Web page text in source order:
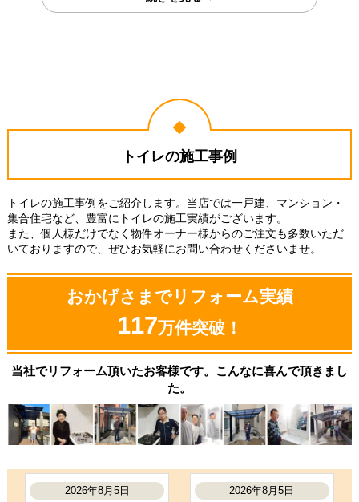
凄くスムーズに作業してくださり助
かりました。 取り付け前の説明や終
工事満足度 ★★★★★5 受注満足度 ★★★★☆4
購入の決め手
サイトが見やすかった 価格が安かった
お客様の声をもっと見る
トイレの施工事例
トイレの施工事例をご紹介します。当店では一戸建、マンション・
集合住宅など、豊富にトイレの施工実績がございます。
また、個人様だけでなく物件オーナー様からのご注文も多数いただ
いておりますので、ぜひお気軽にお問い合わせくださいませ。
おかげさまでリフォーム実績
117万件突破！
当社でリフォーム頂いたお客様です。こんなに喜んで頂きまし
た。
2026年8月5日 2026年8月5日